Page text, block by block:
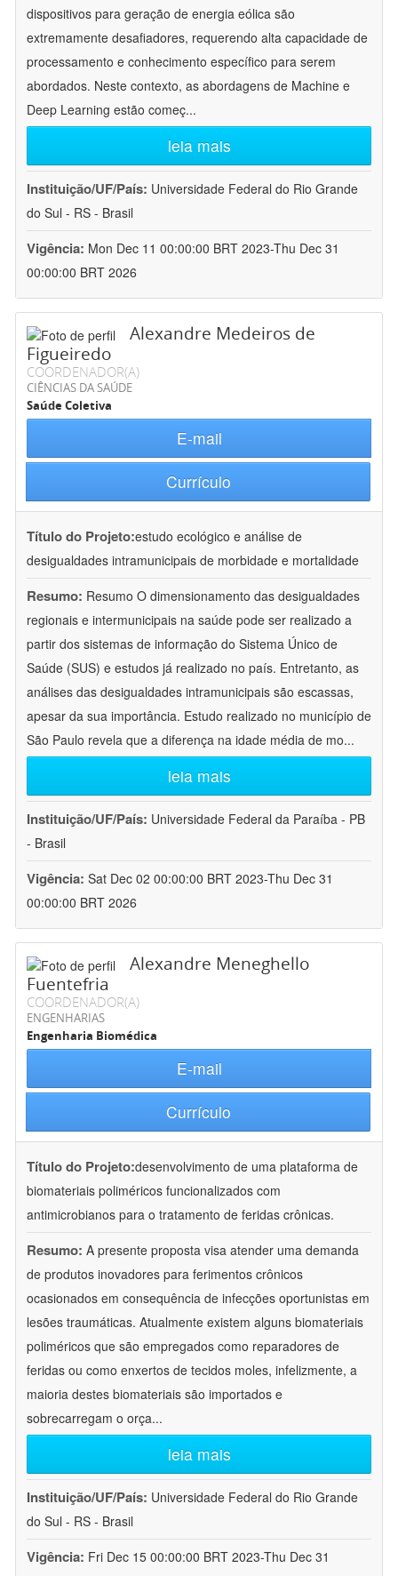
dispositivos para geração de energia eólica são
extremamente desafiadores, requerendo alta capacidade de
processamento e conhecimento específico para serem
abordados. Neste contexto, as abordagens de Machine e
Deep Learning estão começ...
leia mais
Instituição/UF/País: Universidade Federal do Rio Grande
do Sul - RS - Brasil
Vigência: Mon Dec 11 00:00:00 BRT 2023-Thu Dec 31
00:00:00 BRT 2026
Alexandre Medeiros de
Figueiredo
COORDENADOR(A)
CIÊNCIAS DA SAÚDE
Saúde Coletiva
E-mail
Currículo
Título do Projeto:estudo ecológico e análise de
desigualdades intramunicipais de morbidade e mortalidade
Resumo: Resumo O dimensionamento das desigualdades
regionais e intermunicipais na saúde pode ser realizado a
partir dos sistemas de informação do Sistema Único de
Saúde (SUS) e estudos já realizado no país. Entretanto, as
análises das desigualdades intramunicipais são escassas,
apesar da sua importância. Estudo realizado no município de
São Paulo revela que a diferença na idade média de mo...
leia mais
Instituição/UF/País: Universidade Federal da Paraíba - PB
- Brasil
Vigência: Sat Dec 02 00:00:00 BRT 2023-Thu Dec 31
00:00:00 BRT 2026
Alexandre Meneghello
Fuentefria
COORDENADOR(A)
ENGENHARIAS
Engenharia Biomédica
E-mail
Currículo
Título do Projeto:desenvolvimento de uma plataforma de
biomateriais poliméricos funcionalizados com
antimicrobianos para o tratamento de feridas crônicas.
Resumo: A presente proposta visa atender uma demanda
de produtos inovadores para ferimentos crônicos
ocasionados em consequência de infecções oportunistas em
lesões traumáticas. Atualmente existem alguns biomateriais
poliméricos que são empregados como reparadores de
feridas ou como enxertos de tecidos moles, infelizmente, a
maioria destes biomateriais são importados e
sobrecarregam o orça...
leia mais
Instituição/UF/País: Universidade Federal do Rio Grande
do Sul - RS - Brasil
Vigência: Fri Dec 15 00:00:00 BRT 2023-Thu Dec 31